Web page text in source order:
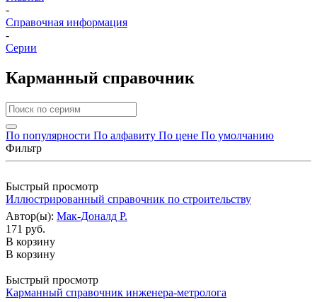
-
Справочная информация
-
Серии
Карманный справочник
По популярности По алфавиту По цене По умолчанию
Фильтр
Быстрый просмотр
Иллюстрированный cправочник по строительству
Автор(ы): Мак-Доналд Р.
171 руб.
В корзину
В корзину
Быстрый просмотр
Карманный справочник инженера-метролога